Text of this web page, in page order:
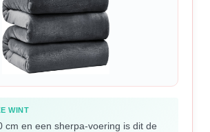
WINT
cm en een sherpa-voering is dit de